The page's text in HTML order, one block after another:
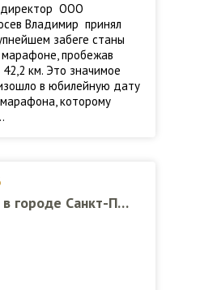
директор ООО
Владимир принял
забеге станы
пробежав
км. Это значимое
в юбилейную дату
которому
с 4-8 июля в городе Санкт-Петербург прошел Всероссийский семейный совет